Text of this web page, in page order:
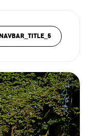
NAVBAR_TITLE_5